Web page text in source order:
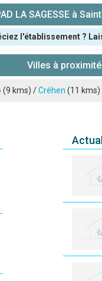
LA SAGESSE à
l'établissement ?
:
j'accepte que mon
Villes à proximité
(9 kms) /Créhen (11